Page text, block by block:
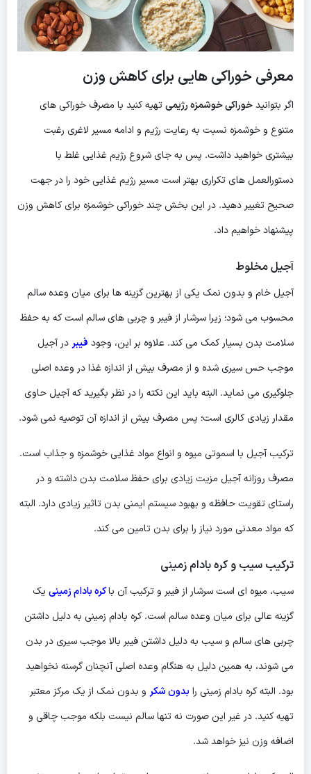
معرفی خوراکی هایی برای کاهش وزن
اگر بتوانیدخوراکی خوشمزه رژیمیتهیه کنید با مصرف خوراکی های
متنوع و خوشمزه نسبت به رعایت رژیم و ادامه مسیر لاغری رغبت
بیشتری خواهید داشت. پس به جای شروع رژیم غذایی غلط با
دستورالعمل های تکراری بهتر است مسیر رژیم غذایی خود را در جهت
صحیح تغییر دهید. در این بخش چند خوراکی خوشمزه برای کاهش وزن
پیشنهاد خواهیم داد.
آجیل مخلوط
آجیل خام و بدون نمک یکی از بهترین گزینه ها برای میان وعده سالم
محسوب می شود؛ زیرا سرشار از فیبر و چربی های سالم است که به حفظ
سلامت بدن بسیار کمک می کند. علاوه بر این، وجود فیبر در آجیل
موجب حس سیری شده و از مصرف بیش از اندازه غذا در وعده اصلی
جلوگیری می نماید. البته باید این نکته را در نظر بگیرید که آجیل حاوی
مقدار زیادی کالری است؛ پس مصرف بیش از اندازه آن توصیه نمی شود.
ترکیب آجیل با اسموتی میوه و انواع مواد غذایی خوشمزه و جذاب است.
مصرف روزانه آجیل مزیت زیادی برای حفظ سلامت بدن داشته و در
راستای تقویت حافظه و بهبود سیستم ایمنی بدن تاثیر زیادی دارد. البته
که مواد معدنی مورد نیاز را برای بدن تامین می کند.
ترکیب سیب و کره بادام زمینی
سیب، میوه ای است سرشار از فیبر و ترکیب آن باکره بادام زمینی یک
گزینه عالی برای میان وعده سالم است. کره بادام زمینی به دلیل داشتن
چربی های سالم و سیب به دلیل داشتن فیبر بالا موجب سیری در بدن
می شوند، به همین دلیل به هنگام وعده اصلی آنچنان گرسنه نخواهید
بود. البته کره بادام زمینی را بدون شکر و بدون نمک از یک مرکز معتبر
تهیه کنید. در غیر این صورت نه تنها سالم نیست بلکه موجب چاقی و
اضافه وزن نیز خواهد شد.